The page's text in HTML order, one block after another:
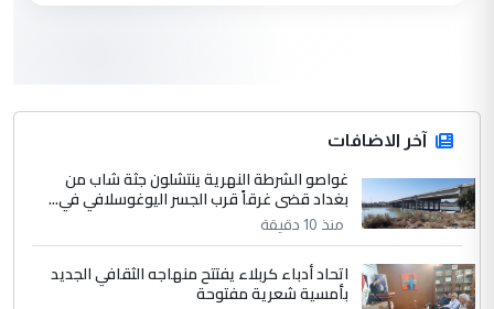
المشترك لا تستهدف أية دولة ومفتوحة لانضمام
الدول الشقيقة
يوسف غزوان عصمت
التعليق : بكالوريوس فيزياء طبية متزوج و
زوجتي أيضا بكالوريوس سكني بغداد أرغب في
إكمال دراستي داخل ...
آخر الاضافات
غواصو الشرطة النهرية ينتشلون جثة شاب من
بغداد قضى غرقاً قرب الجسر اليوغوسلافي في...
منذ 10 دقيقة
اتحاد أدباء كربلاء يفتتح منهاجه الثقافي الجديد
بأمسية شعرية مفتوحة